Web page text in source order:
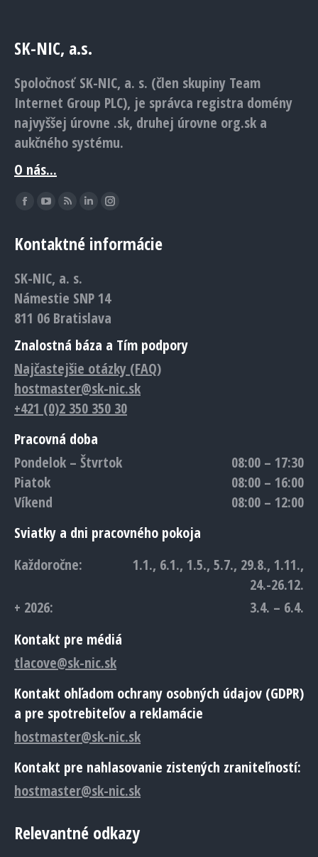
SK-NIC, a.s.
Spoločnosť SK-NIC, a. s. (člen skupiny Team
Internet Group PLC), je správca registra domény
najvyššej úrovne .sk, druhej úrovne org.sk a
aukčného systému.
O nás...
Find us on:
Facebook
opens
new
window
YouTube
opens
new
window
Rss
opens
new
window
Linkedin
opens
window
Instagram
opens
window
Kontaktné informácie
SK-NIC, a. s.
Námestie SNP 14
811 06 Bratislava
Znalostná báza a Tím podpory
Najčastejšie otázky (FAQ)
hostmaster@sk-nic.sk
+421 (0)2 350 350 30
Pracovná doba
Pondelok – Štvrtok
08:00 – 17:30
Piatok
08:00 – 16:00
Víkend
08:00 – 12:00
Sviatky a dni pracovného pokoja
Každoročne:
1.1., 6.1., 1.5., 5.7., 29.8., 1.11.,
24.-26.12.
+ 2026:
3.4. – 6.4.
Kontakt pre médiá
tlacove@sk-nic.sk
Kontakt ohľadom ochrany osobných údajov (GDPR)
a pre spotrebiteľov a reklamácie
hostmaster@sk-nic.sk
Kontakt pre nahlasovanie zistených zraniteľností:
hostmaster@sk-nic.sk
Relevantné odkazy